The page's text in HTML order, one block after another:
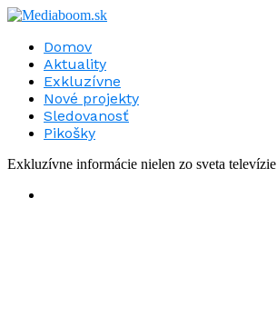
Domov
Aktuality
Exkluzívne
Nové projekty
Sledovanosť
Pikošky
Exkluzívne informácie nielen zo sveta televízie